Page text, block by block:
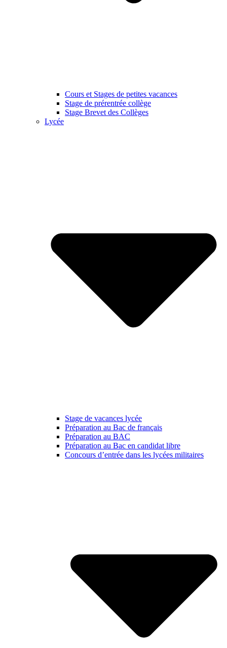
Cours et Stages de petites vacances
Stage de prérentrée collège
Stage Brevet des Collèges
Lycée
Stage de vacances lycée
Préparation au Bac de français
Préparation au BAC
Préparation au Bac en candidat libre
Concours d’entrée dans les lycées militaires